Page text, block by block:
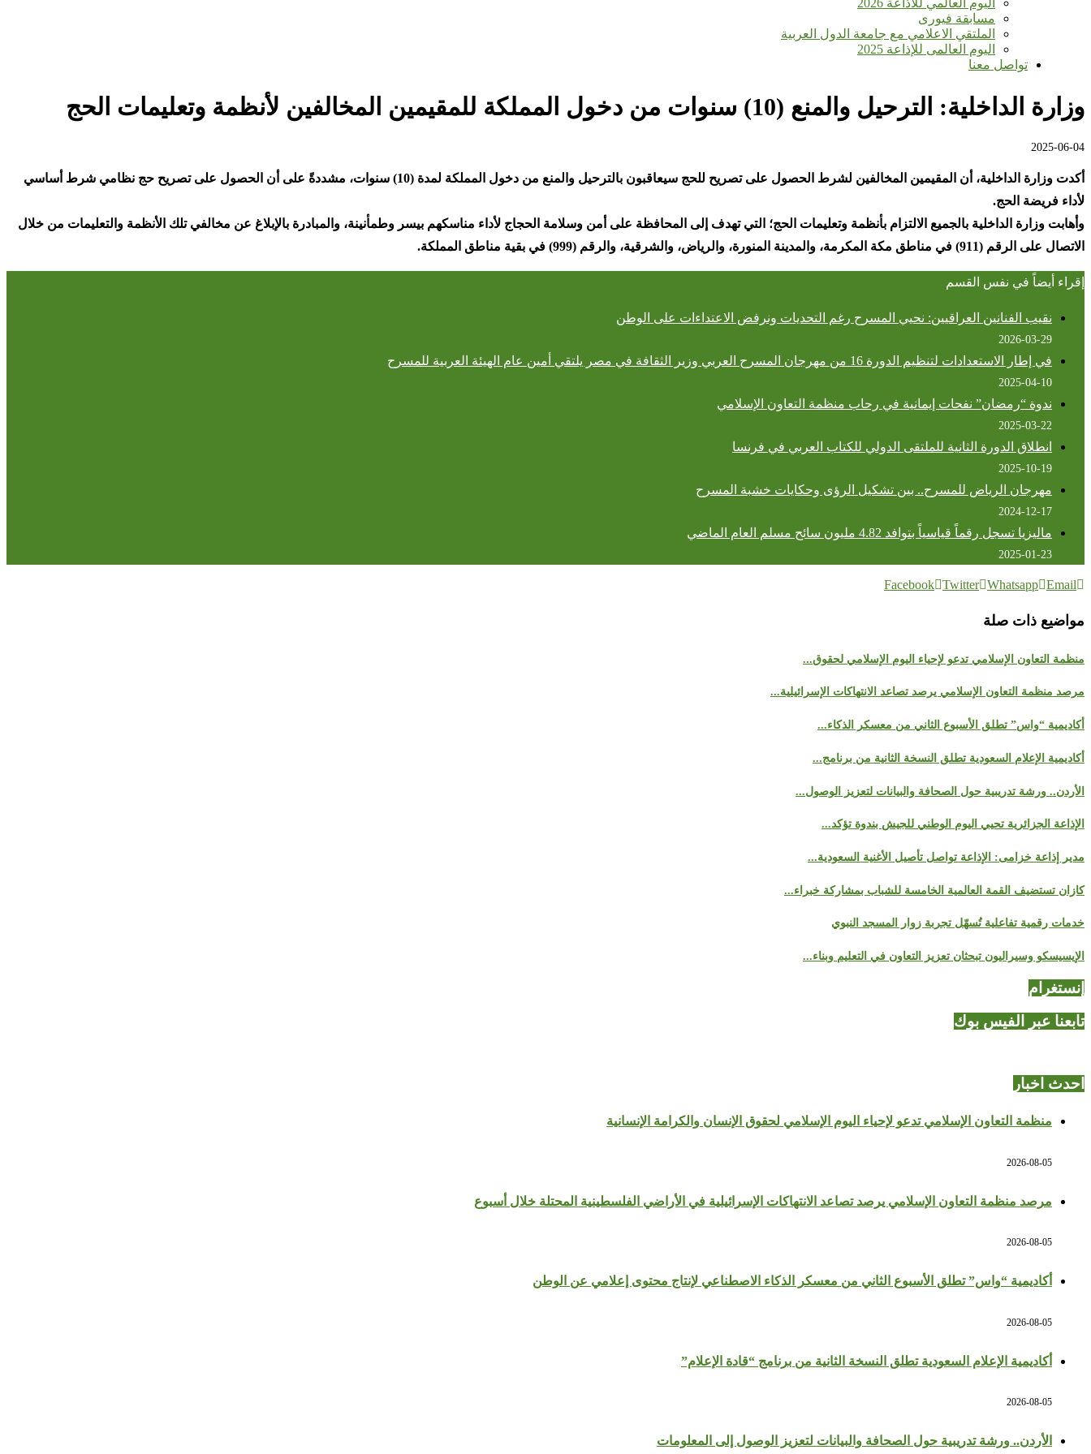
اليوم العالمي للأذاعة 2026
مسابقة فيورى
الملتقي الاعلامي مع جامعة الدول العربية
اليوم العالمى للإذاعة 2025
تواصل معنا
وزارة الداخلية: الترحيل والمنع (10) سنوات من دخول المملكة للمقيمين المخالفين لأنظمة وتعليمات الحج
2025-06-04
أكدت وزارة الداخلية، أن المقيمين المخالفين لشرط الحصول على تصريح للحج سيعاقبون بالترحيل والمنع من دخول المملكة لمدة (10) سنوات، مشددةً على أن الحصول على تصريح حج نظامي شرط أساسي
لأداء فريضة الحج.
وأهابت وزارة الداخلية بالجميع الالتزام بأنظمة وتعليمات الحج؛ التي تهدف إلى المحافظة على أمن وسلامة الحجاج لأداء مناسكهم بيسر وطمأنينة، والمبادرة بالإبلاغ عن مخالفي تلك الأنظمة والتعليمات من خلال
الاتصال على الرقم (911) في مناطق مكة المكرمة، والمدينة المنورة، والرياض، والشرقية، والرقم (999) في بقية مناطق المملكة
.
إقراء أيضاً في نفس القسم
نقيب الفنانين العراقيين: نحيي المسرح رغم التحديات ونرفض الاعتداءات على الوطن
2026-03-29
في إطار الاستعدادات لتنظيم الدورة 16 من مهرجان المسرح العربي وزير الثقافة في مصر يلتقي أمين عام الهيئة العربية للمسرح
2025-04-10
ندوة “رمضان” نفحات إيمانية في رحاب منظمة التعاون الإسلامي
2025-03-22
انطلاق الدورة الثانية للملتقى الدولي للكتاب العربي في فرنسا
2025-10-19
مهرجان الرياض للمسرح.. بين تشكيل الرؤى وحكايات خشبة المسرح
2024-12-17
ماليزيا تسجل رقماً قياسياً بتوافد 4.82 مليون سائح مسلم العام الماضي
2025-01-23
Facebook Twitter Whatsapp Email
مواضيع ذات صلة
منظمة التعاون الإسلامي تدعو لإحياء اليوم الإسلامي لحقوق...
مرصد منظمة التعاون الإسلامي يرصد تصاعد الانتهاكات الإسرائيلية...
أكاديمية “واس” تطلق الأسبوع الثاني من معسكر الذكاء...
أكاديمية الإعلام السعودية تطلق النسخة الثانية من برنامج...
الأردن.. ورشة تدريبية حول الصحافة والبيانات لتعزيز الوصول...
الإذاعة الجزائرية تحيي اليوم الوطني للجيش بندوة تؤكد...
مدير إذاعة خزامى: الإذاعة تواصل تأصيل الأغنية السعودية...
كازان تستضيف القمة العالمية الخامسة للشباب بمشاركة خبراء...
خدمات رقمية تفاعلية تُسهّل تجربة زوار المسجد النبوي
الإيسيسكو وسيراليون تبحثان تعزيز التعاون في التعليم وبناء...
إنستغرام
تابعنا عبر الفيس بوك
احدث اخبار
منظمة التعاون الإسلامي تدعو لإحياء اليوم الإسلامي لحقوق الإنسان والكرامة الإنسانية
2026-08-05
مرصد منظمة التعاون الإسلامي يرصد تصاعد الانتهاكات الإسرائيلية في الأراضي الفلسطينية المحتلة خلال أسبوع
2026-08-05
أكاديمية “واس” تطلق الأسبوع الثاني من معسكر الذكاء الاصطناعي لإنتاج محتوى إعلامي عن الوطن
2026-08-05
أكاديمية الإعلام السعودية تطلق النسخة الثانية من برنامج “قادة الإعلام”
2026-08-05
الأردن.. ورشة تدريبية حول الصحافة والبيانات لتعزيز الوصول إلى المعلومات